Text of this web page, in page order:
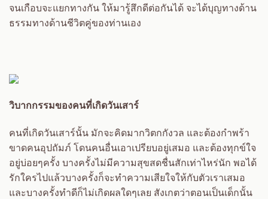
จนเกือบจะแยกทางกัน ให้มารู้สึกดีต่อกันได้ จะได้บุญทางด้าน
ธรรมทางด้านชีวิตคู่ของท่านเอง
วิบากกรรมของคนที่เกิดวันเสาร์
คนที่เกิดวันเสาร์นั้น มักจะคิดมากวิตกกังวล และต้องกำพร้า
ขาดคนอุปถัมภ์ โดนคนอื่นเอาเปรียบอยู่เสมอ และต้องทุกข์ใจ
อยู่บ่อยๆครั้ง บางครั้งไม่มีความสุขสดชื่นสักเท่าไหร่นัก พอได้
รักใครไปแล้วบางครั้งก็จะทำความเสียใจให้กับตัวเราเสมอ
และบางครั้งทำดีก็ไม่เกิดผลใดๆเลย สังเกตว่าตอนเป็นเด็กนั้น